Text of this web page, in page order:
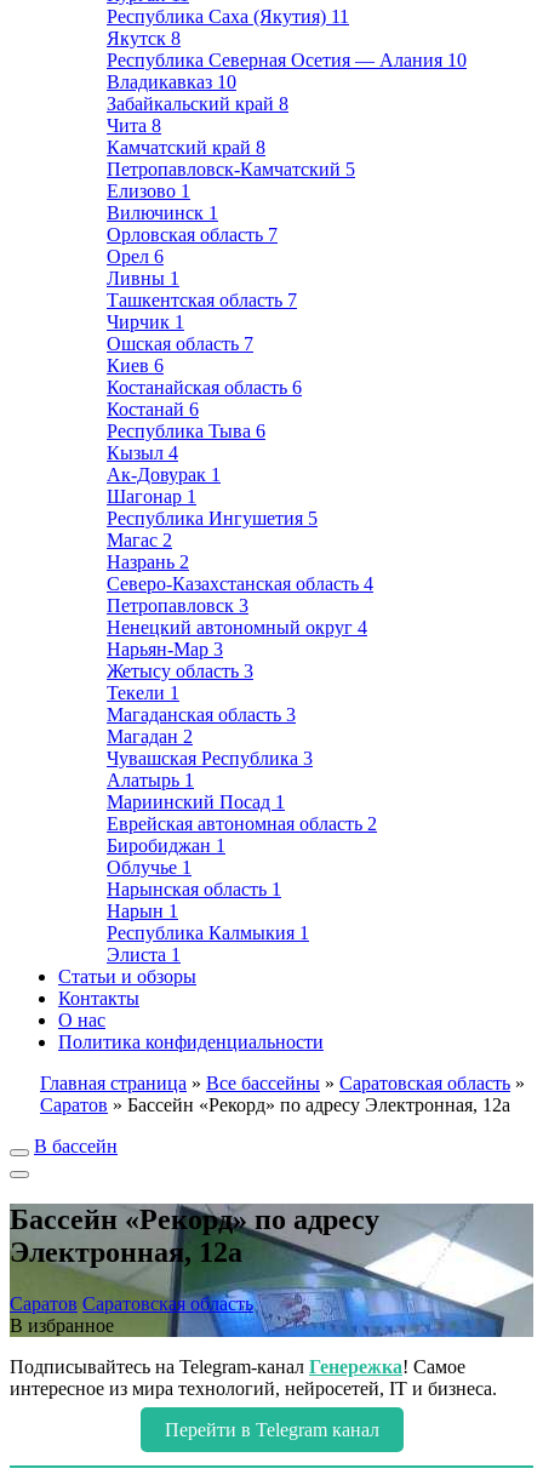
Республика Саха (Якутия) 11
Якутск 8
Республика Северная Осетия — Алания 10
Владикавказ 10
Забайкальский край 8
Чита 8
Камчатский край 8
Петропавловск-Камчатский 5
Елизово 1
Вилючинск 1
Орловская область 7
Орел 6
Ливны 1
Ташкентская область 7
Чирчик 1
Ошская область 7
Киев 6
Костанайская область 6
Костанай 6
Республика Тыва 6
Кызыл 4
Ак-Довурак 1
Шагонар 1
Республика Ингушетия 5
Магас 2
Назрань 2
Северо-Казахстанская область 4
Петропавловск 3
Ненецкий автономный округ 4
Нарьян-Мар 3
Жетысу область 3
Текели 1
Магаданская область 3
Магадан 2
Чувашская Республика 3
Алатырь 1
Мариинский Посад 1
Еврейская автономная область 2
Биробиджан 1
Облучье 1
Нарынская область 1
Нарын 1
Республика Калмыкия 1
Элиста 1
Статьи и обзоры
Контакты
О нас
Политика конфиденциальности
Главная страница » Все бассейны » Саратовская область »
Саратов » Бассейн «Рекорд» по адресу Электронная, 12а
В бассейн
Бассейн «Рекорд» по адресу
Электронная, 12а
Саратов Саратовская область
В избранное
Подписывайтесь на Telegram-канал Генережка! Самое
интересное из мира технологий, нейросетей, IT и бизнеса.
Перейти в Telegram канал